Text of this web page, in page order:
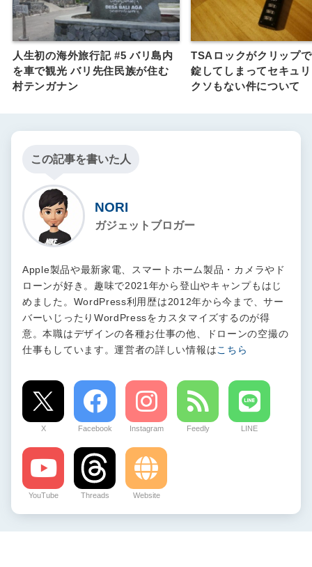
人生初の海外旅行記 #5 バリ島内
を車で観光 バリ先住民族が住む
村テンガナン
TSAロックがクリップ
錠してしまってセキュ
クソもない件について
この記事を書いた人
NORI
ガジェットブロガー
Apple製品や最新家電、スマートホーム製品・カメラやド
ローンが好き。趣味で2021年から登山やキャンプもはじ
めました。WordPress利用歴は2012年から今まで、サー
バーいじったりWordPressをカスタマイズするのが得
意。本職はデザインの各種お仕事の他、ドローンの空撮の
仕事もしています。運営者の詳しい情報は こちら
X Facebook Instagram Feedly LINE
YouTube Threads Website